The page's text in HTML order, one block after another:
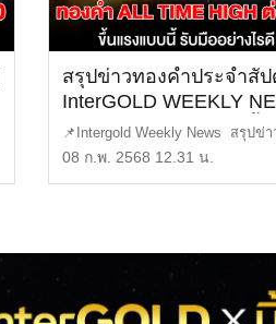
สรุปข่าวทองคำประจำสัป
InterGOLD WEEKLY
EP.143 | ราคาทองวันนี้ |
ราคาทองคำแท่ง | ทองคำ
📌Intergold Weekly News สรุปข่า
ทองคำ ประจำสัปดาห์ EP14 […]
08 ก.พ. 2568 12.31 น.